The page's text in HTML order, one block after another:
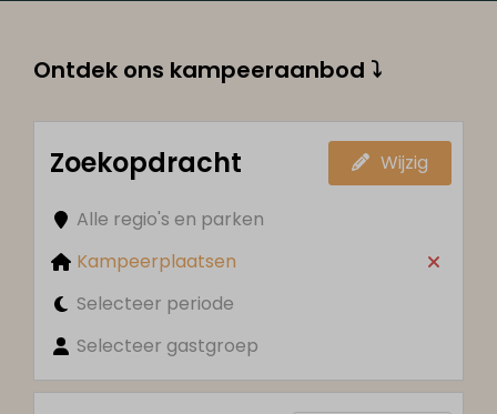
Ontdek ons kampeeraanbod ⤵
Zoekopdracht Wijzig
Alle regio's en parken
Kampeerplaatsen
Selecteer periode
Selecteer gastgroep